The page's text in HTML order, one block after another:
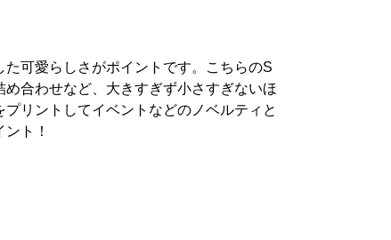
可愛らしさがポイントです。こちらのS
合わせなど、大きすぎず小さすぎないほ
リントしてイベントなどのノベルティと
ト！